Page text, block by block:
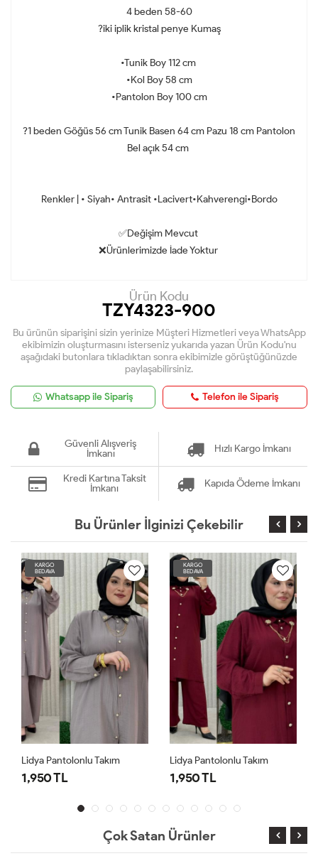
4 beden 58-60
?iki iplik kristal penye Kumaş
•Tunik Boy 112 cm
•Kol Boy 58 cm
•Pantolon Boy 100 cm
?1 beden Göğüs 56 cm Tunik Basen 64 cm Pazu 18 cm Pantolon
Bel açık 54 cm
Renkler | • Siyah• Antrasit •Lacivert•Kahverengi•Bordo
✅Değişim Mevcut
❌Ürünlerimizde İade Yoktur
Ürün Kodu
TZY4323-900
Bu ürünün siparişini sizin yerinize Müşteri Hizmetleri veya WhatsApp
ekibimizin oluşturmasını isterseniz yukarıda yazan Ürün Kodu'nu
aşağıdaki butonlara tıkladıktan sonra ekibimizle görüştüğünüzde
paylaşabilirsiniz.
Whatsapp ile Sipariş Telefon ile Sipariş
Güvenli Alışveriş
İmkanı
Hızlı Kargo İmkanı
Kredi Kartına Taksit
İmkanı
Kapıda Ödeme İmkanı
Bu Ürünler İlginizi Çekebilir
KARGO
BEDAVA
Lidya Pantolonlu Takım
1,950 TL
KARGO
BEDAVA
Lidya Pantolonlu Takım
1,950 TL
Çok Satan Ürünler